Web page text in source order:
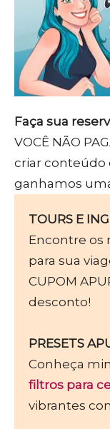
Faça sua
VOCÊ NÃO
criar conteúdo
ganhamos
TOURS E
Encontre os
para sua
CUPOM
desconto!
PRESETS
Conheça
filtros para
vibrantes